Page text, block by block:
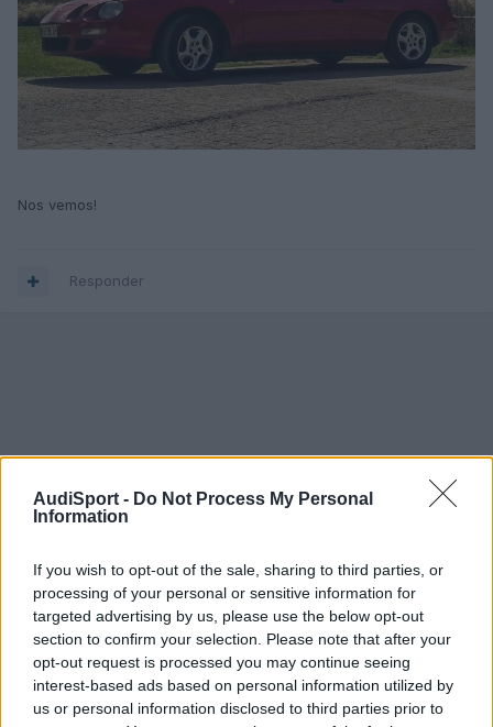
AudiSport - Do Not Process My Personal
Information
If you wish to opt-out of the sale, sharing to third parties, or
processing of your personal or sensitive information for
targeted advertising by us, please use the below opt-out
section to confirm your selection. Please note that after your
opt-out request is processed you may continue seeing
interest-based ads based on personal information utilized by
us or personal information disclosed to third parties prior to
Nos vemos!
Responder